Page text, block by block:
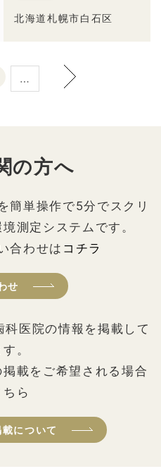
北海道札幌市白石区
…
の方へ
簡単操作で5分でスクリ
測定システムです。
合わせは コチラ
せ
医院の情報を掲載して
。
載をご希望される場合
ちら
について